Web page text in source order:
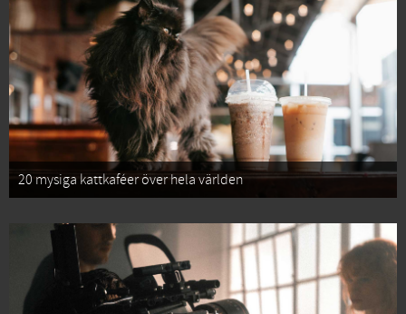
20 mysiga kattkaféer över hela världen